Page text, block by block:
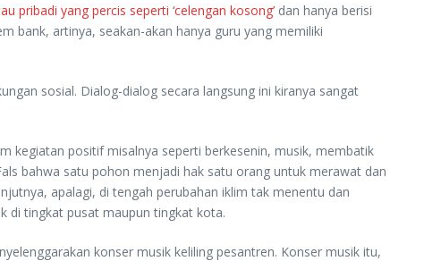
pribadi yang percis seperti ‘celengan kosong’ dan hanya berisi
bank, artinya, seakan-akan hanya guru yang memiliki
sosial. Dialog-dialog secara langsung ini kiranya sangat
kegiatan positif misalnya seperti berkesenin, musik, membatik
bahwa satu pohon menjadi hak satu orang untuk merawat dan
apalagi, di tengah perubahan iklim tak menentu dan
di tingkat pusat maupun tingkat kota.
konser musik keliling pesantren. Konser musik itu,